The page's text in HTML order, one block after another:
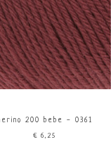
200 bebe - 0361
€6,25